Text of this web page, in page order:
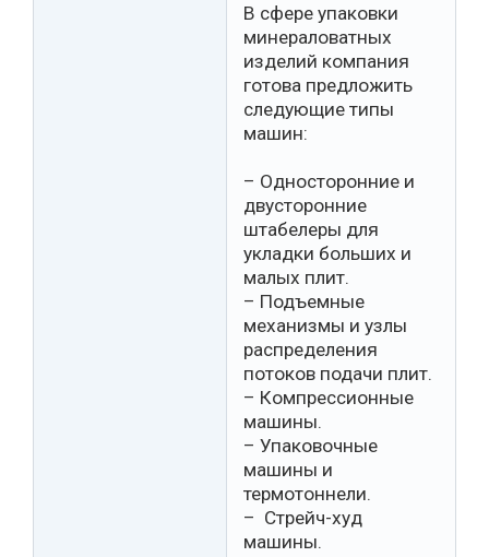
В сфере упаковки
минераловатных
изделий компания
готова предложить
следующие типы
машин:
– Односторонние и
двусторонние
штабелеры для
укладки больших и
малых плит.
– Подъемные
механизмы и узлы
распределения
потоков подачи плит.
– Компрессионные
машины.
– Упаковочные
машины и
термотоннели.
– Стрейч-худ
машины.